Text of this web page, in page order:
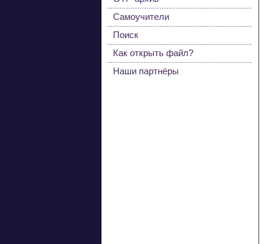
Самоучители
Поиск
Как открыть файл?
Наши партнёры